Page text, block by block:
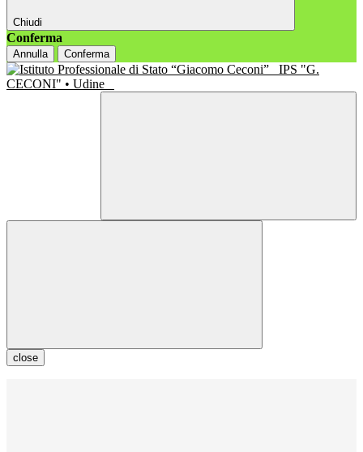
Chiudi
Conferma
Annulla Conferma
IPS "G.
CECONI" • Udine
close